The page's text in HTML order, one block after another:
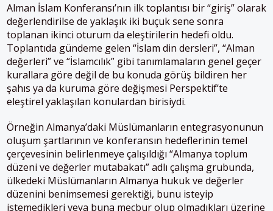
Alman İslam Konferansı’nın ilk toplantısı bir “giriş” olarak
değerlendirilse de yaklaşık iki buçuk sene sonra
toplanan ikinci oturum da eleştirilerin hedefi oldu.
Toplantıda gündeme gelen “İslam din dersleri”, “Alman
değerleri” ve “İslamcılık” gibi tanımlamaların genel geçer
kurallara göre değil de bu konuda görüş bildiren her
şahıs ya da kuruma göre değişmesi Perspektif’te
eleştirel yaklaşılan konulardan birisiydi.
Örneğin Almanya’daki Müslümanların entegrasyonunun
oluşum şartlarının ve konferansın hedeflerinin temel
çerçevesinin belirlenmeye çalışıldığı “Almanya toplum
düzeni ve değerler mutabakatı” adlı çalışma grubunda,
ülkedeki Müslümanların Almanya hukuk ve değerler
düzenini benimsemesi gerektiği, bunu isteyip
istemedikleri veya buna mecbur olup olmadıkları üzerine